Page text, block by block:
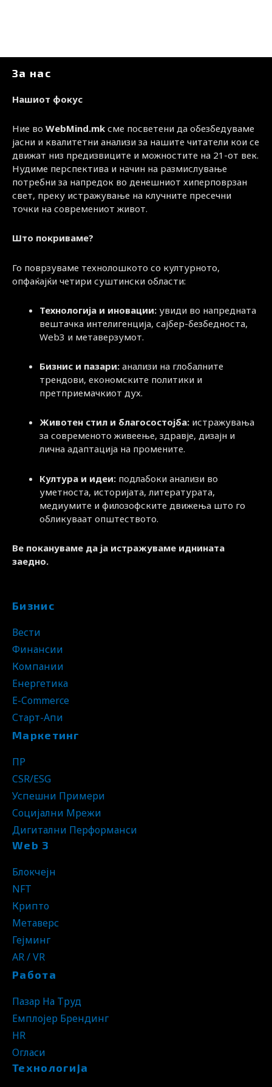
За нас
Нашиот фокус
Ние во WebMind.mk сме посветени да обезбедуваме
јасни и квалитетни анализи за нашите читатели кои се
движат низ предизвиците и можностите на 21-от век.
Нудиме перспектива и начин на размислување
потребни за напредок во денешниот хиперповрзан
свет, преку истражување на клучните пресечни
точки на современиот живот.
Што покриваме?
Го поврзуваме технолошкото со културното,
опфаќајќи четири суштински области:
Технологија и иновации: увиди во напредната
вештачка интелигенција, сајбер-безбедноста,
Web3 и метаверзумот.
Бизнис и пазари: анализи на глобалните
трендови, економските политики и
претприемачкиот дух.
Животен стил и благосостојба: истражувања
за современото живеење, здравје, дизајн и
лична адаптација на промените.
Култура и идеи: подлабоки анализи во
уметноста, историјата, литературата,
медиумите и филозофските движења што го
обликуваат општеството.
Ве покануваме да ја истражуваме иднината
заедно.
Бизнис
Вести
Финансии
Компании
Енергетика
E-Commerce
Старт-Апи
Маркетинг
ПР
CSR/ESG
Успешни Примери
Социјални Мрежи
Дигитални Перформанси
Web 3
Блокчејн
NFT
Крипто
Метаверс
Гејминг
AR / VR
Работа
Пазар На Труд
Емплојер Брендинг
HR
Огласи
Технологија